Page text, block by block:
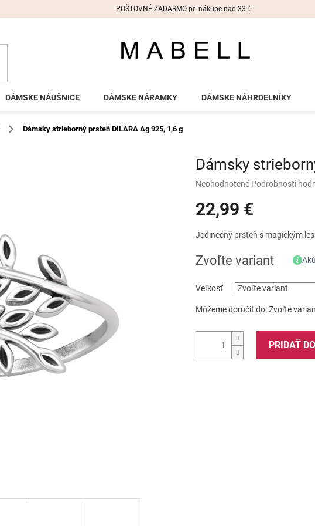
POŠTOVNÉ ZADARMO pri nákupe nad 33 €
DÁMSKE NÁUŠNICE DÁMSKE NÁRAMKY DÁMSKE NÁHRDELNÍKY
Dámsky strieborný prsteň DILARA Ag 925, 1,6 g
Dámsky
Priemerné
produktu
je
z
hviezdičiek.
Neohodnotené Podrobnosti
22,99 €
cena:
Jedinečný prsteň s magickým
Zvoľte variant
Veľkosť
Môžeme doručiť do:Zvoľte
PRIDAŤ